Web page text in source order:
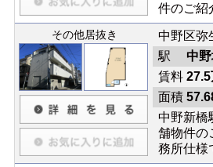
件のご紹
その他居抜き
中野区弥
駅 中
賃料 27.5
面積
中野新橋
舗物件の
務所仕様